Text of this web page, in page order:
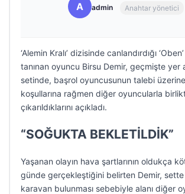
A admin Anahtar yönetici
‘Alemin Kralı’ dizisinde canlandırdığı
tanınan oyuncu Birsu Demir, geçmişte yer
setinde, başrol oyuncusunun talebi
koşullarına rağmen diğer oyuncularla
çıkarıldıklarını açıkladı.
“SOĞUKTA BEKLETİLDİK”
Yaşanan olayın hava şartlarının oldukça
günde gerçekleştiğini belirten Demir,
karavan bulunması sebebiyle alanı diğer